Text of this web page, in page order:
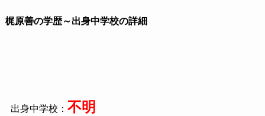
梶原善の学歴～出身中学校の詳細
出身中学校： 不明